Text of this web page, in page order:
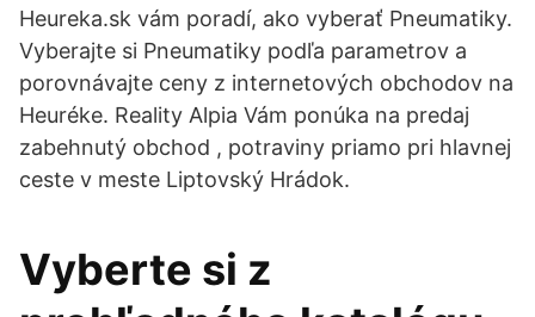
Heureka.sk vám poradí, ako vyberať Pneumatiky.
Vyberajte si Pneumatiky podľa parametrov a
porovnávajte ceny z internetových obchodov na
Heuréke. Reality Alpia Vám ponúka na predaj
zabehnutý obchod , potraviny priamo pri hlavnej
ceste v meste Liptovský Hrádok.
Vyberte si z